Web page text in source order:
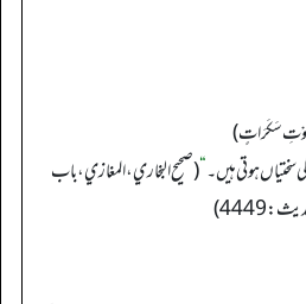
لَلْمَوْتِ سَكَرَاتٍ)
سختیاں ہوتی ہیں۔“(صحیح البخاري، المغازي، باب
4449)